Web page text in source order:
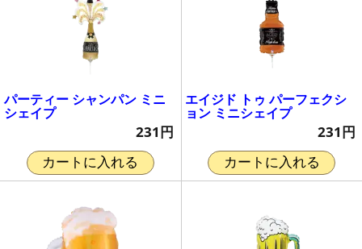
パーティー シャンパン ミニ
シェイプ
231円
カートに入れる
エイジド トゥ パーフェクシ
ョン ミニシェイプ
231円
カートに入れる